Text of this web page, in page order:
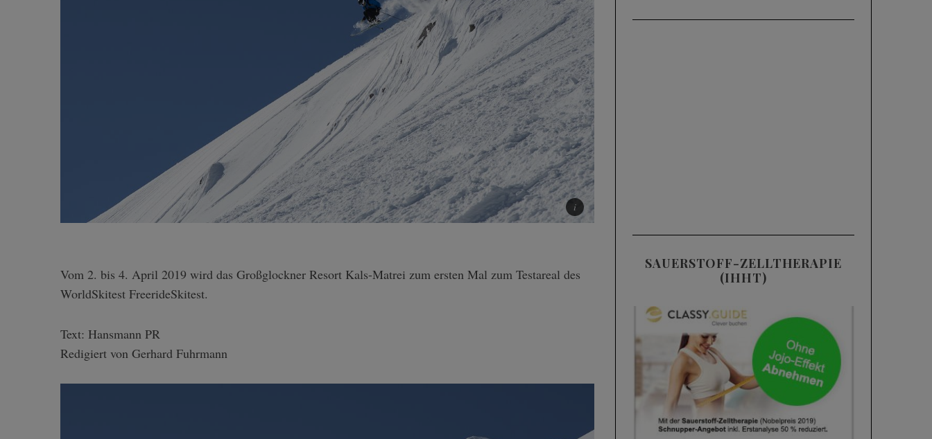
Vom 2. bis 4. April 2019 wird das Großglockner Resort Kals-Matrei zum ersten Mal zum Testareal des
WorldSkitest FreerideSkitest.
Text: Hansmann PR
Redigiert von Gerhard Fuhrmann
SAUERSTOFF-ZELLTHERAPIE
(IHHT)